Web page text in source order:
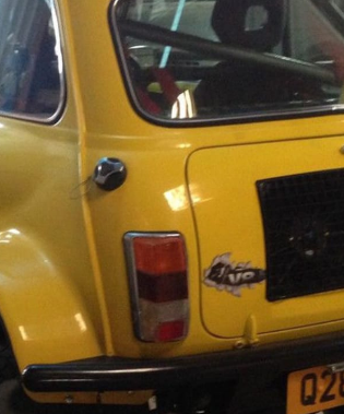
6
CHUCK
NORRIS